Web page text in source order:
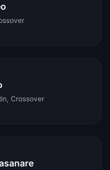
Crossover